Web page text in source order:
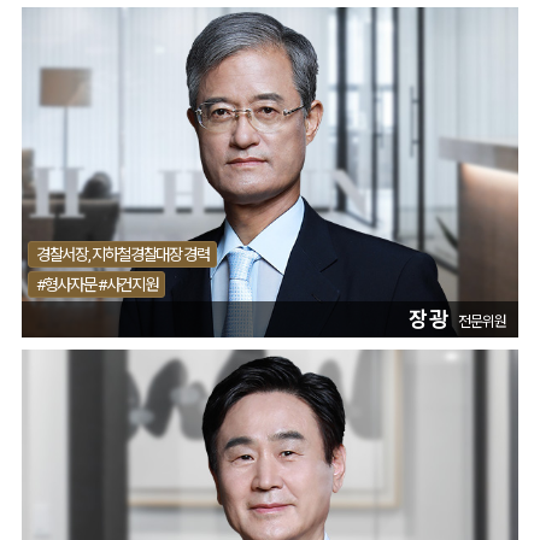
경찰서장, 지하철경찰대장 경력
#형사자문 #사건지원
장광 전문위원